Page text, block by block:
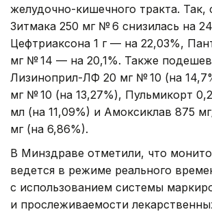
желудочно-кишечного тракта. Так,
Зитмака 250 мг № 6 снизилась на
Цефтриаксона 1 г — на 22,03%,
мг № 14 — на 20,1%. Также
Лизиноприл-ЛФ 20 мг № 10 (на
мг № 10 (на 13,27%), Пульмикорт
мл (на 11,09%) и Амоксиклав 875
мг (на 6,86%).
В Минздраве отметили, что
ведется в режиме реального
с использованием системы
и прослеживаемости